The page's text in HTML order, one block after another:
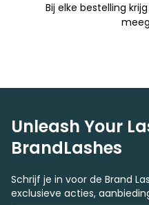
Bij elke bestelling
Unleash Your
BrandLashes
Schrijf je in voor de Brand
exclusieve acties,